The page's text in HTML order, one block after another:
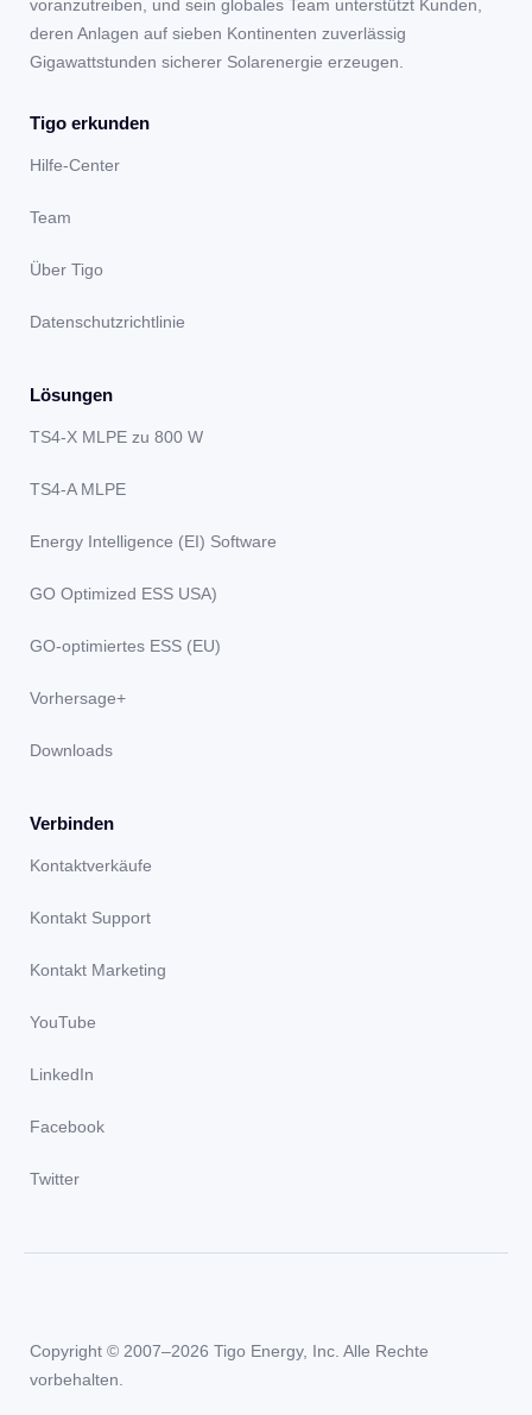
voranzutreiben, und sein globales Team unterstützt Kunden,
deren Anlagen auf sieben Kontinenten zuverlässig
Gigawattstunden sicherer Solarenergie erzeugen.
Tigo erkunden
Hilfe-Center
Team
Über Tigo
Datenschutzrichtlinie
Lösungen
TS4-X MLPE zu 800 W
TS4-A MLPE
Energy Intelligence (EI) Software
GO Optimized ESS USA)
GO-optimiertes ESS (EU)
Vorhersage+
Downloads
Verbinden
Kontaktverkäufe
Kontakt Support
Kontakt Marketing
YouTube
LinkedIn
Facebook
Twitter
Copyright © 2007–2026 Tigo Energy, Inc. Alle Rechte
vorbehalten.